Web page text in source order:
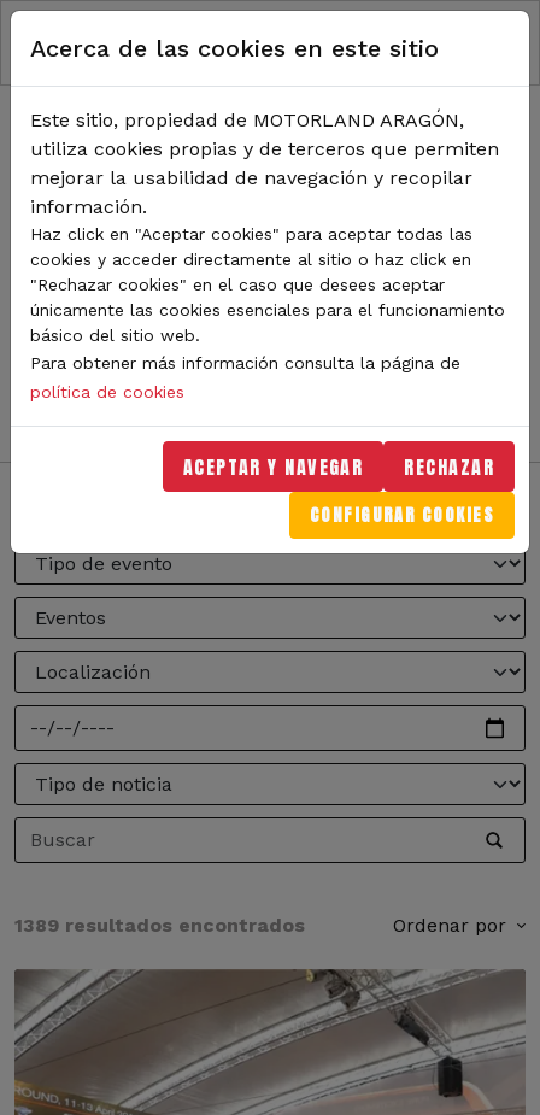
Pasar al contenido principal
RUTA DE NAVEGACIÓN
Inicio Noticias
TODA LA ACTUALIDAD DE
MOTORLAND
Sigue de cerca todas las novedades de MotorLand
Aragón. Aquí encontrarás noticias sobre eventos,
competiciones, pilotos, novedades del circuito y
mucho más. Filtra por categoría o tipo de contenido y
no te pierdas nada del mundo del motor.
1389 resultados encontrados Ordenar por
Acerca de las cookies en este sitio
Este sitio, propiedad de MOTORLAND ARAGÓN,
utiliza cookies propias y de terceros que permiten
mejorar la usabilidad de navegación y recopilar
información.
Haz click en "Aceptar cookies" para aceptar todas las
cookies y acceder directamente al sitio o haz click en
"Rechazar cookies" en el caso que desees aceptar
únicamente las cookies esenciales para el funcionamiento
básico del sitio web.
Para obtener más información consulta la página de
política de cookies
ACEPTAR Y NAVEGAR RECHAZAR
CONFIGURAR COOKIES